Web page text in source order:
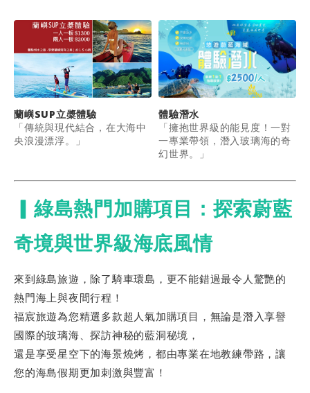
蘭嶼SUP立槳體驗
「傳統與現代結合，在大海中
央浪漫漂浮。」
體驗潛水
「擁抱世界級的能見度！一對
一專業帶領，潛入玻璃海的奇
幻世界。」
▎綠島熱門加購項目：探索蔚藍
奇境與世界級海底風情
來到綠島旅遊，除了騎車環島，更不能錯過最令人驚艷的
熱門海上與夜間行程！
福宸旅遊為您精選多款超人氣加購項目 ，無論是潛入享譽
國際的玻璃海 、探訪神秘的藍洞秘境 ，
還是享受星空下的海景燒烤 ，都由專業在地教練帶路 ，讓
您的海島假期更加刺激與豐富 ！